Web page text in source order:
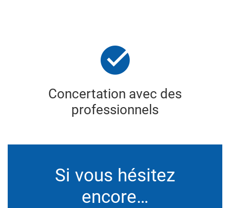
Concertation avec des
professionnels
Si vous hésitez
encore…